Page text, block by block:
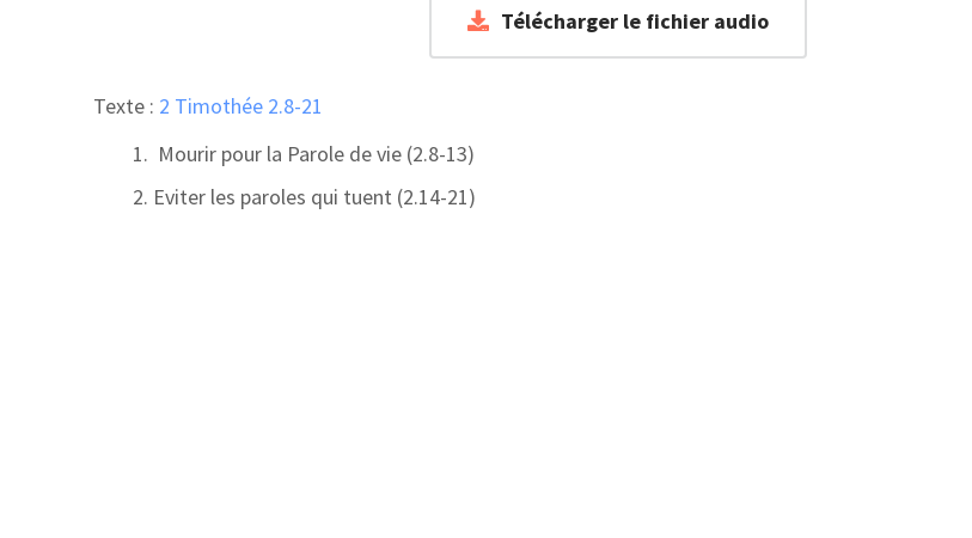
Télécharger le fichier audio
Texte : 2 Timothée 2.8-21
Mourir pour la Parole de vie (2.8-13)
Eviter les paroles qui tuent (2.14-21)